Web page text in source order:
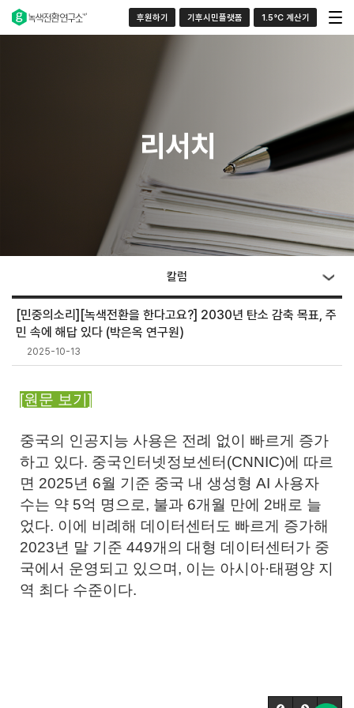
후원하기 기후시민플랫폼 1.5°C 계산기
리서치
칼럼
[민중의소리][녹색전환을 한다고요?] 2030년 탄소 감축 목표, 주
민 속에 해답 있다 (박은옥 연구원)
2025-10-13
[원문 보기]
중국의 인공지능 사용은 전례 없이 빠르게 증가
하고 있다. 중국인터넷정보센터(CNNIC)에 따르
면 2025년 6월 기준 중국 내 생성형 AI 사용자
수는 약 5억 명으로, 불과 6개월 만에 2배로 늘
었다. 이에 비례해 데이터센터도 빠르게 증가해
2023년 말 기준 449개의 대형 데이터센터가 중
국에서 운영되고 있으며, 이는 아시아·태평양 지
역 최다 수준이다.